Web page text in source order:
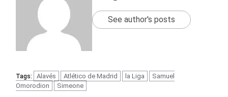
See author's posts
Tags: Alavés Atlético de Madrid la Liga
Samuel
Omorodion
Simeone